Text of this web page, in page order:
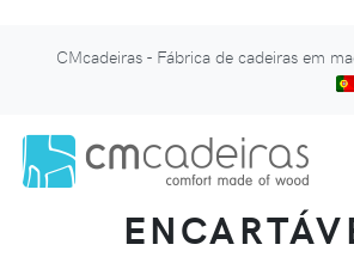
CMcadeiras - Fábrica de cadeiras em